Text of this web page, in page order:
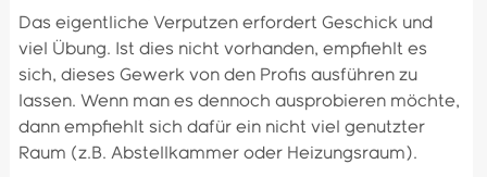
Das eigentliche Verputzen erfordert Geschick und
viel Übung. Ist dies nicht vorhanden, empfiehlt es
sich, dieses Gewerk von den Profis ausführen zu
lassen. Wenn man es dennoch ausprobieren möchte,
dann empfiehlt sich dafür ein nicht viel genutzter
Raum (z.B. Abstellkammer oder Heizungsraum).